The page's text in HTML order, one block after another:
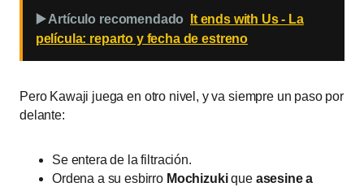
▶️ Artículo recomendado
It ends with Us - La
película: reparto y fecha de estreno
Pero Kawaji juega en otro nivel, y va siempre un paso por
delante:
Se entera de la filtración.
Ordena a su esbirro Mochizukique asesine a